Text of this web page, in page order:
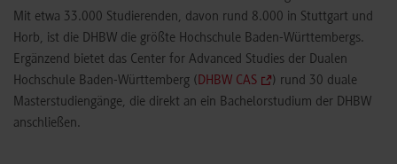
Mit etwa 33.000 Studierenden, davon rund 8.000 in Stuttgart und
Horb, ist die DHBW die größte Hochschule Baden-Württembergs.
Ergänzend bietet das Center for Advanced Studies der Dualen
Hochschule Baden-Württemberg (DHBW CAS
) rund 30 duale
Masterstudiengänge, die direkt an ein Bachelorstudium der DHBW
anschließen.